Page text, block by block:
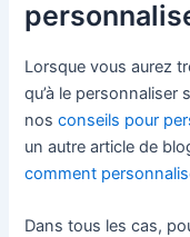
Lorsque vous aurez
qu’à le
nosconseils pour
un autre article de
comment
Dans tous les cas,